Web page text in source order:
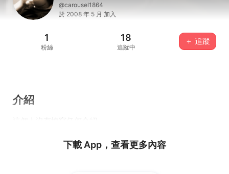
@carousel1864
於 2008 年 5 月 加入
1
粉絲
18
追蹤中
＋ 追蹤
介紹
下載 App，查看更多內容